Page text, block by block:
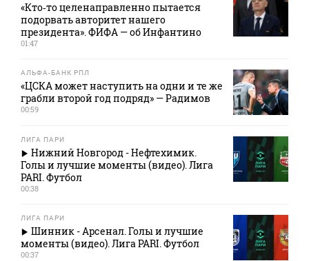
«Кто‑то целенаправленно пытается
подорвать авторитет нашего
президента». ФИФА — об Инфантино
01:47
АЛЬФА-БАНК РПЛ
«ЦСКА может наступить на одни и те же
грабли второй год подряд» — Радимов
00:59
ЛИГА ПАРИ
Нижний Новгород - Нефтехимик.
Голы и лучшие моменты (видео). Лига
PARI. Футбол
00:38
ЛИГА ПАРИ
Шинник - Арсенал. Голы и лучшие
моменты (видео). Лига PARI. Футбол
00:37